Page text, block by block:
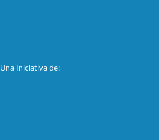
Una Iniciativa de: